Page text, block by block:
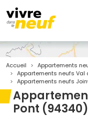
Accueil Appartements
Appartements neufs Val
Appartements neufs
Pont (94340)